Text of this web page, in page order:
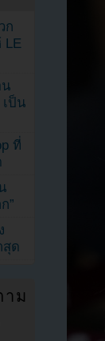
ก
LE
ป็น
ที่
”
สุด
าม